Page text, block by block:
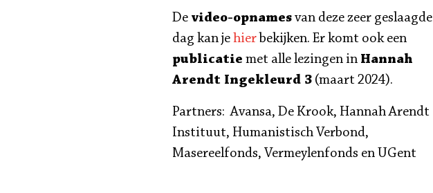
De video-opnamesvan deze zeer geslaagde
dag kan je hierbekijken. Er komt ook een
publicatie met alle lezingen in Hannah
Arendt Ingekleurd 3(maart 2024).
Partners: Avansa, De Krook, Hannah Arendt
Instituut, Humanistisch Verbond,
Masereelfonds, Vermeylenfonds en UGent